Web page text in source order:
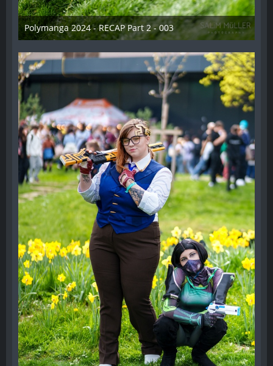
Polymanga 2024 - RECAP Part 2 - 003
29. April 2024